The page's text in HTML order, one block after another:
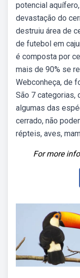
potencial
devastação do
destruiu área de
de futebol em
é composta por
mais de 90% se
Webconheça, de
São 7 categorias,
algumas das
cerrado, não
répteis, aves,
For more